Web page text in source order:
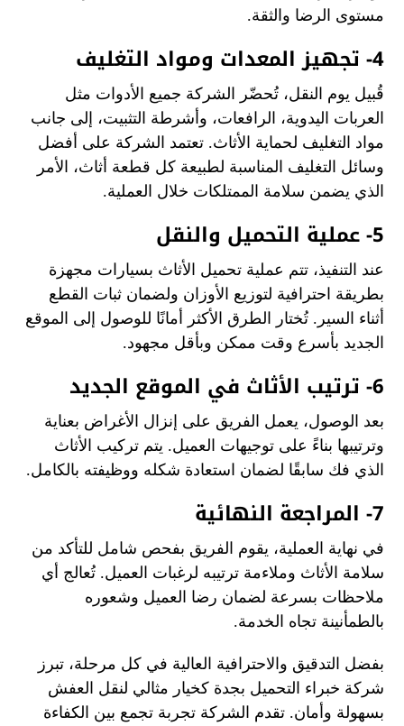
مستوى الرضا والثقة.
4- تجهيز المعدات ومواد التغليف
قُبيل يوم النقل، تُحضّر الشركة جميع الأدوات مثل
العربات اليدوية، الرافعات، وأشرطة التثبيت، إلى جانب
مواد التغليف لحماية الأثاث. تعتمد الشركة على أفضل
وسائل التغليف المناسبة لطبيعة كل قطعة أثاث، الأمر
الذي يضمن سلامة الممتلكات خلال العملية.
5- عملية التحميل والنقل
عند التنفيذ، تتم عملية تحميل الأثاث بسيارات مجهزة
بطريقة احترافية لتوزيع الأوزان ولضمان ثبات القطع
أثناء السير. تُختار الطرق الأكثر أمانًا للوصول إلى الموقع
الجديد بأسرع وقت ممكن وبأقل مجهود.
6- ترتيب الأثاث في الموقع الجديد
بعد الوصول، يعمل الفريق على إنزال الأغراض بعناية
وترتيبها بناءً على توجيهات العميل. يتم تركيب الأثاث
الذي فك سابقًا لضمان استعادة شكله ووظيفته بالكامل.
7- المراجعة النهائية
في نهاية العملية، يقوم الفريق بفحص شامل للتأكد من
سلامة الأثاث وملاءمة ترتيبه لرغبات العميل. تُعالج أي
ملاحظات بسرعة لضمان رضا العميل وشعوره
بالطمأنينة تجاه الخدمة.
بفضل التدقيق والاحترافية العالية في كل مرحلة، تبرز
شركة خبراء التحميل بجدة كخيار مثالي لنقل العفش
بسهولة وأمان. تقدم الشركة تجربة تجمع بين الكفاءة